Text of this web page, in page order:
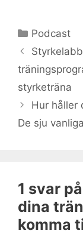
Kategorier
Podcast
styrketräna
Hur håller
De sju
1 svar
dina
komma